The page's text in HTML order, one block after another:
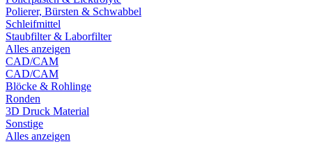
Polierer, Bürsten & Schwabbel
Schleifmittel
Staubfilter & Laborfilter
Alles anzeigen
CAD/CAM
CAD/CAM
Blöcke & Rohlinge
Ronden
3D Druck Material
Sonstige
Alles anzeigen